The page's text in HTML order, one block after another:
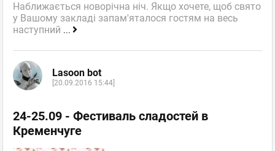
Наближається новорічна ніч. Якщо хочете, щоб свято
у Вашому закладі запам'яталося гостям на весь
наступний ...
Lasoon bot
[20.09.2016 15:44]
24-25.09 - Фестиваль сладостей в
Кременчуге